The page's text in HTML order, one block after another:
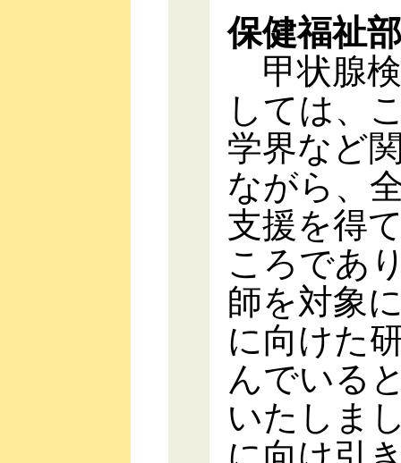
保健福祉
甲状腺
しては、
学界など
ながら、
支援を得
ころであ
師を対象
に向けた
んでいる
いたしま